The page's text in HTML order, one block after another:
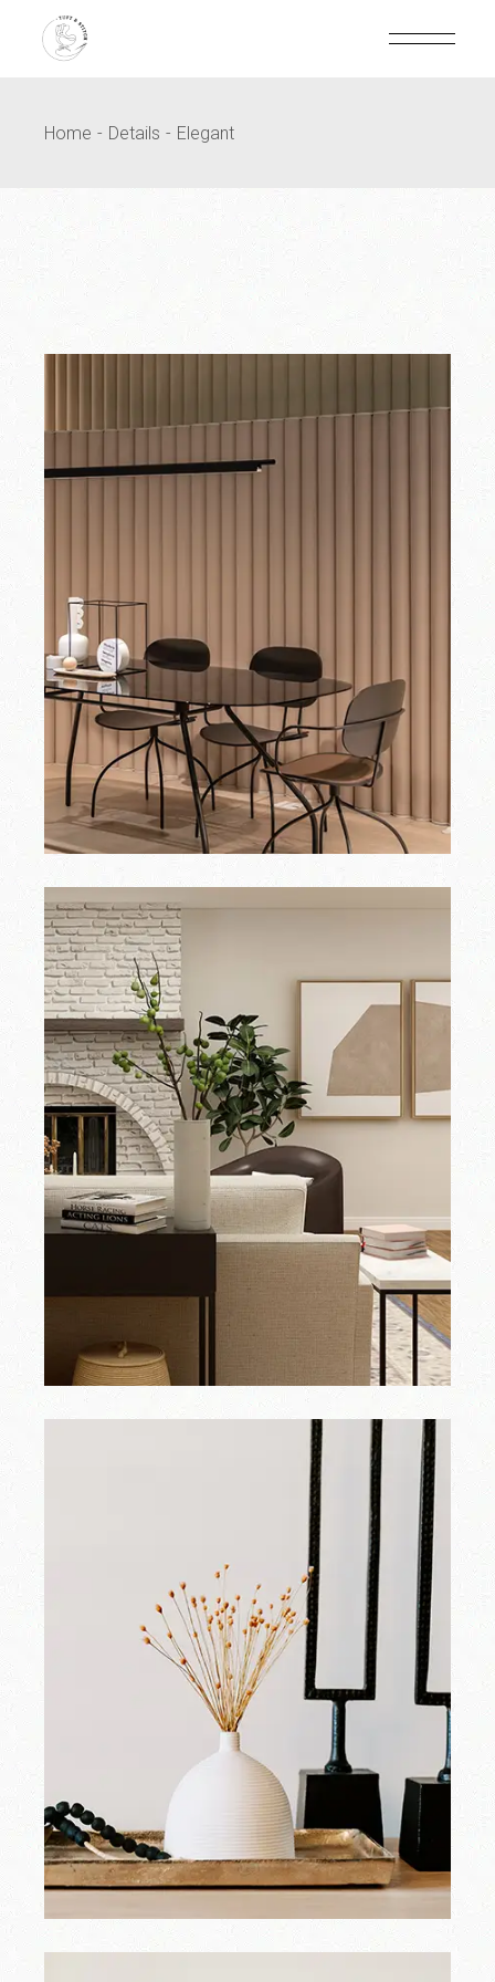
Home Details Elegant